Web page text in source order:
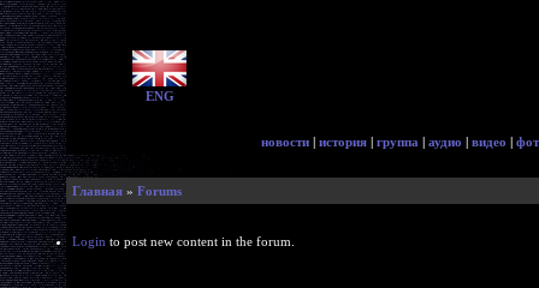
ENG
новости | история | группа | аудио | видео |
Главная » Forums
Login to post new content in the forum.